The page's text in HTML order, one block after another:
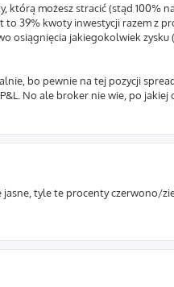
którą możesz stracić (stąd 100%
39% kwoty inwestycji razem z
osiągnięcia jakiegokolwiek
bo pewnie na tej pozycji
No ale broker nie wie, po
jasne, tyle te procenty czerwono/